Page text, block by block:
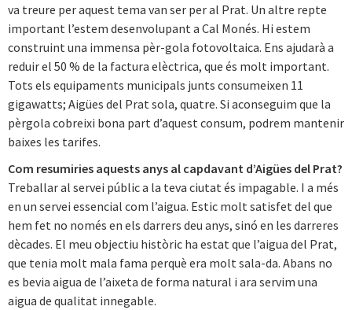
va treure per aquest tema van ser per al Prat. Un altre repte
important l’estem desenvolupant a Cal Monés. Hi estem
construint una immensa pèr-gola fotovoltaica. Ens ajudarà a
reduir el 50 % de la factura elèctrica, que és molt important.
Tots els equipaments municipals junts consumeixen 11
gigawatts; Aigües del Prat sola, quatre. Si aconseguim que la
pèrgola cobreixi bona part d’aquest consum, podrem mantenir
baixes les tarifes.
Com resumiries aquests anys al capdavant d’Aigües del Prat?
Treballar al servei públic a la teva ciutat és impagable. I a més
en un servei essencial com l’aigua. Estic molt satisfet del que
hem fet no només en els darrers deu anys, sinó en les darreres
dècades. El meu objectiu històric ha estat que l’aigua del Prat,
que tenia molt mala fama perquè era molt sala-da. Abans no
es bevia aigua de l’aixeta de forma natural i ara servim una
aigua de qualitat innegable.